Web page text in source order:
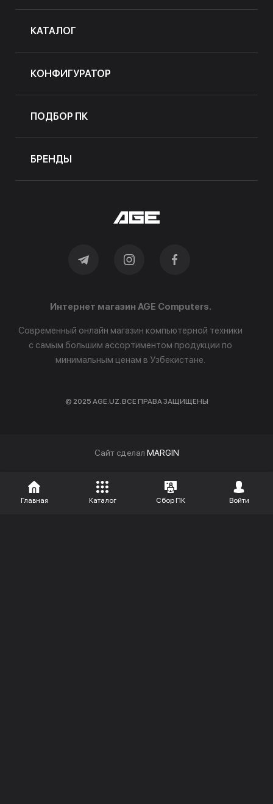
КАТАЛОГ
КОНФИГУРАТОР
ПОДБОР ПК
БРЕНДЫ
Интернет магазин AGE Computers.
Современный онлайн магазин компьютерной техники
с самым большим ассортиментом продукции по
минимальным ценам в Узбекистане.
© 2025 AGE.UZ. ВСЕ ПРАВА ЗАЩИЩЕНЫ
Cайт сделал MARGIN
Главная Каталог Сбор ПК Войти